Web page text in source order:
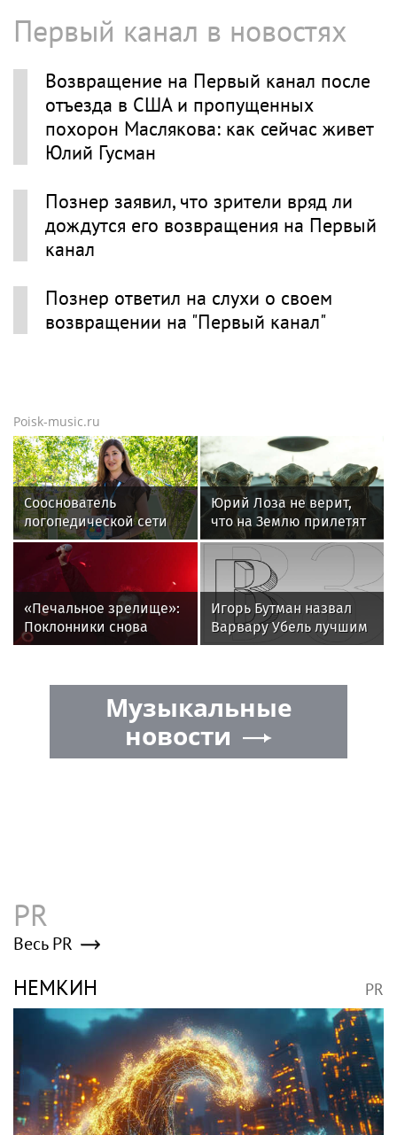
Первый канал в новостях
Возвращение на Первый канал после
отъезда в США и пропущенных
похорон Маслякова: как сейчас живет
Юлий Гусман
Познер заявил, что зрители вряд ли
дождутся его возвращения на Первый
канал
Познер ответил на слухи о своем
возвращении на "Первый канал"
Poisk-music.ru
Сооснователь
логопедической сети
«Разноцветные
цыплята» выступила на
VK Fest
Юрий Лоза не верит,
что на Землю прилетят
инопланетяне
«Печальное зрелище»:
Поклонники снова
возмущены
Глебом Самойловым
Игорь Бутман назвал
Варвару Убель лучшим
кандидатом на конкурс
Музыкальные
новости
PR
Весь PR
НЕМКИН PR